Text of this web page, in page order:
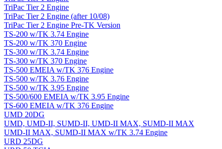
TriPac Tier 2 Engine
TriPac Tier 2 Engine (after 10/08)
TriPac Tier 2 Engine Pre-TK Version
TS-200 w/TK 3.74 Engine
TS-200 w/TK 370 Engine
TS-300 w/TK 3.74 Engine
TS-300 w/TK 370 Engine
TS-500 EMEIA w/TK 376 Engine
TS-500 w/TK 3.76 Engine
TS-500 w/TK 3.95 Engine
TS-500/600 EMEIA w/TK 3.95 Engine
TS-600 EMEIA w/TK 376 Engine
UMD 20DG
UMD, UMD-II, SUMD-II, UMD-II MAX, SUMD-II MAX
UMD-II MAX, SUMD-II MAX w/TK 3.74 Engine
URD 25DG